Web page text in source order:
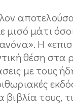
μάτι
Η
θέση στα
με τους
τους,